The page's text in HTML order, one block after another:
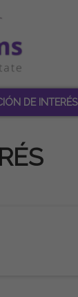
DE INTERÉS